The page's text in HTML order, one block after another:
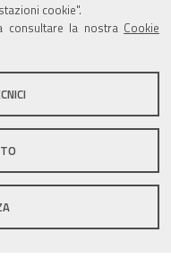
cookie".
consultare la nostra Cookie
sito
Predosa